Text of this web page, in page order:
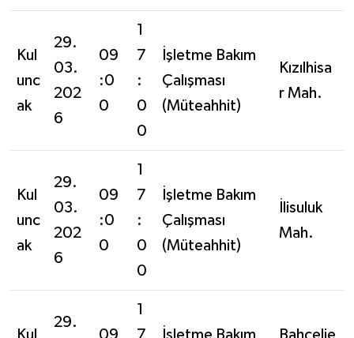
Kul
unc
ak
29.
03.
202
6
09
:0
0
1
7
:
0
0
İşletme Bakım
Çalışması
(Müteahhit)
Kızılhisa
r Mah.
Kul
unc
ak
29.
03.
202
6
09
:0
0
1
7
:
0
0
İşletme Bakım
Çalışması
(Müteahhit)
İlisuluk
Mah.
Kul
29.
09
1
7
İşletme Bakım
Bahçelie